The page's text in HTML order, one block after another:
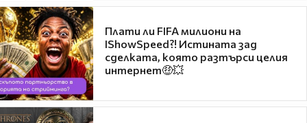
Плати ли FIFA милиони на
IShowSpeed?! Истината зад
сделката, която разтърси целия
интернет🤑💥